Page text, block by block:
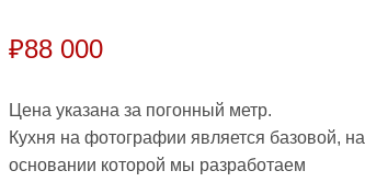
₽88 000
Цена указана за погонный метр.
Кухня на фотографии является базовой, на
основании которой мы разработаем